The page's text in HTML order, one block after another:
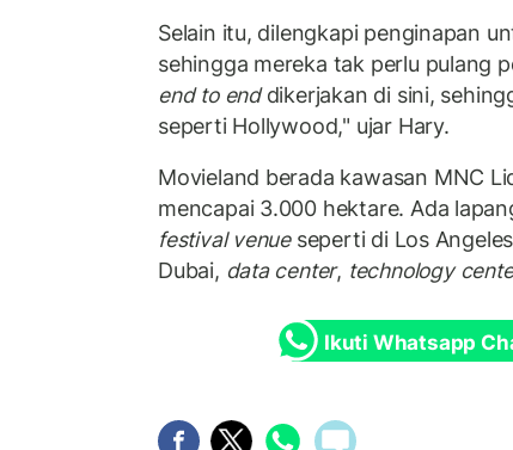
Selain itu, dilengkapi penginapan
sehingga mereka tak perlu pulang
end to enddikerjakan di sini,
seperti Hollywood," ujar Hary.
Movieland berada kawasan MNC
mencapai 3.000 hektare. Ada
festival venueseperti di Los
Dubai, data center, technology
Ikuti Whatsapp